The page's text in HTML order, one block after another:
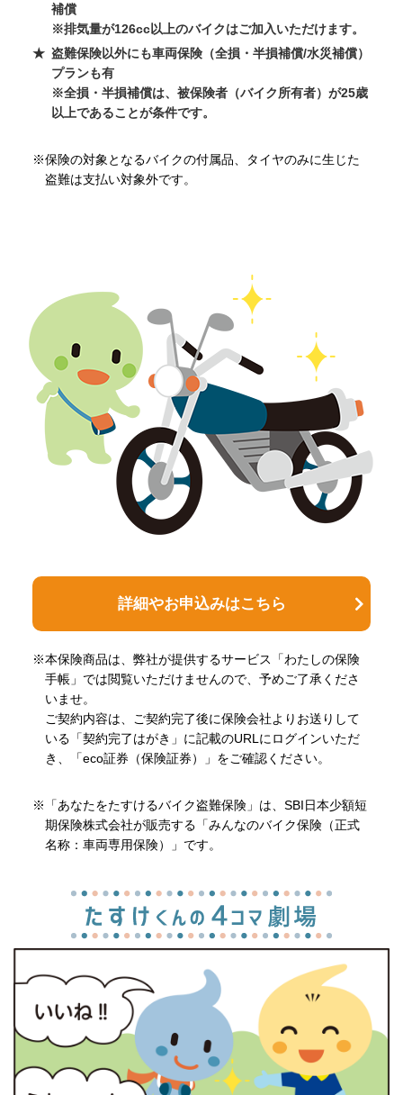
補償
※排気量が126cc以上のバイクはご加入いただけます。
盗難保険以外にも車両保険（全損・半損補償/水災補償）
プランも有
※全損・半損補償は、被保険者（バイク所有者）が25歳
以上であることが条件です。
※保険の対象となるバイクの付属品、タイヤのみに生じた
盗難は支払い対象外です。
詳細やお申込みはこちら
※本保険商品は、弊社が提供するサービス「わたしの保険
手帳」では閲覧いただけませんので、予めご了承くださ
いませ。
ご契約内容は、ご契約完了後に保険会社よりお送りして
いる「契約完了はがき」に記載のURLにログインいただ
き、「eco証券（保険証券）」をご確認ください。
※「あなたをたすけるバイク盗難保険」は、SBI日本少額短
期保険株式会社が販売する「みんなのバイク保険（正式
名称：車両専用保険）」です。